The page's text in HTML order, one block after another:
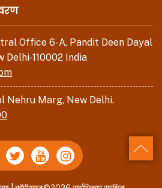
Office 6-A, Pandit Deen Dayal
Delhi-110002 India
Nehru Marg, New Delhi.